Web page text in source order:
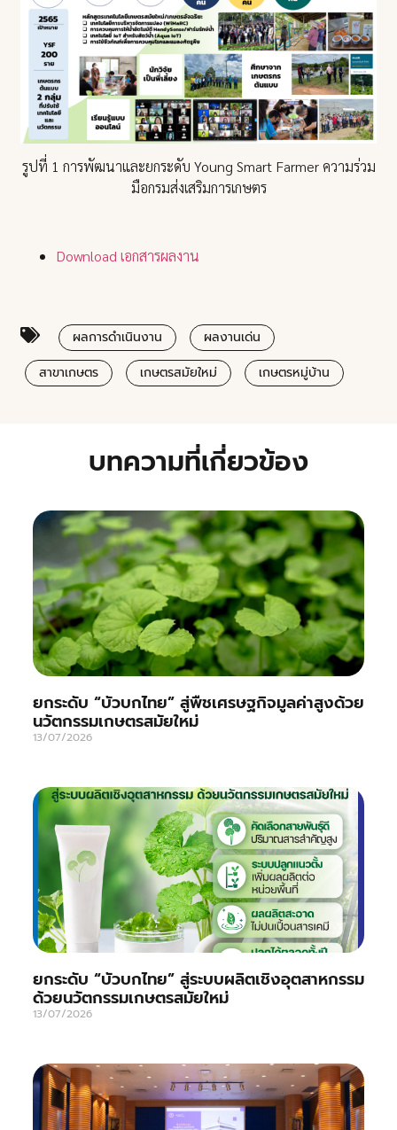
รูปที่ 1 การพัฒนาและยกระดับ Young Smart Farmer ความร่วม
มือกรมส่งเสริมการเกษตร
Download เอกสารผลงาน
ผลการดำเนินงาน
ผลงานเด่น
สาขาเกษตร
เกษตรสมัยใหม่ เกษตรหมู่บ้าน
บทความที่เกี่ยวข้อง
ยกระดับ “บัวบกไทย” สู่พืชเศรษฐกิจมูลค่าสูงด้วย
นวัตกรรมเกษตรสมัยใหม่
13/07/2026
ยกระดับ “บัวบกไทย” สู่ระบบผลิตเชิงอุตสาหกรรม
ด้วยนวัตกรรมเกษตรสมัยใหม่
13/07/2026